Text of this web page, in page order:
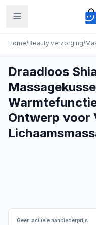
Home/Beauty verzorging/
Draadloos
Ontwerp voor
Geen actuele aanbiederprijs